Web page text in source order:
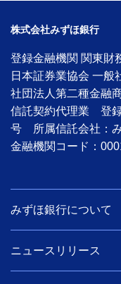
株式会社みずほ銀行
登録金融機関 関東
日本証券業協会 一
社団法人第二種金融
信託契約代理業 登
号 所属信託会社：
金融機関コード：
みずほ銀行について
ニュースリリース